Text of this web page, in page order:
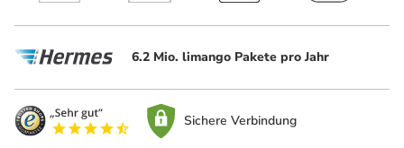
6.2 Mio. limango Pakete pro Jahr
Sichere Verbindung